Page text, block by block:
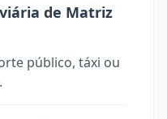
de Matriz
público, táxi ou